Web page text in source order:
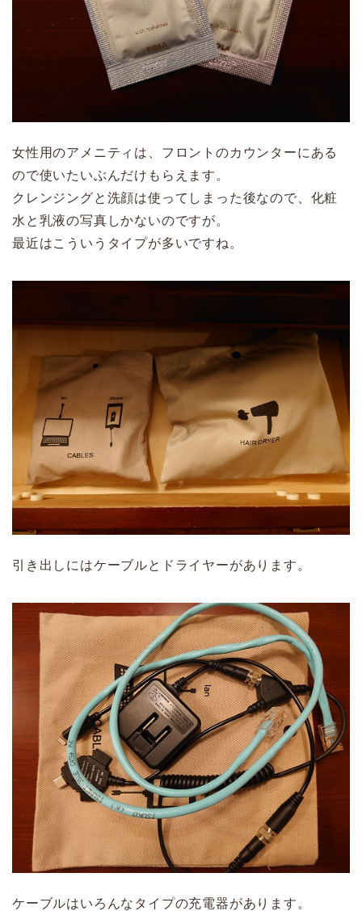
女性用のアメニティは、フロントのカウンターにある
ので使いたいぶんだけもらえます。
クレンジングと洗顔は使ってしまった後なので、化粧
水と乳液の写真しかないのですが。
最近はこういうタイプが多いですね。
引き出しにはケーブルとドライヤーがあります。
ケーブルはいろんなタイプの充電器があります。